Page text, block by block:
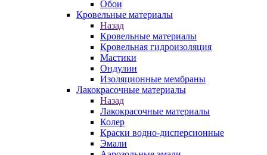
Обои
Кровельные материалы
Назад
Кровельные материалы
Кровельная гидроизоляция
Мастики
Ондулин
Изоляционные мембраны
Лакокрасочные материалы
Назад
Лакокрасочные материалы
Колер
Краски водно-дисперсионные
Эмали